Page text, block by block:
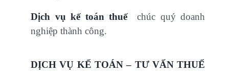
Dịch vụ kế toán thuế
chúc quý doanh
nghiệp thành công.
DỊCH VỤ KẾ TOÁN – TƯ VẤN THUẾ